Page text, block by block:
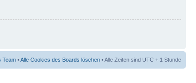
Team •Alle Cookies des Boards löschen • Alle Zeiten sind UTC + 1 Stunde